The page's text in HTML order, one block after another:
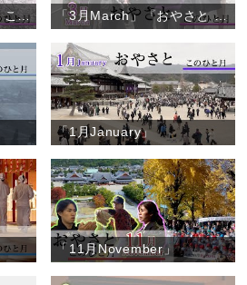
「4月April」『おやさと このひと月』 「3月March」『おやさと このひと月』
「1月January」
「11月November」